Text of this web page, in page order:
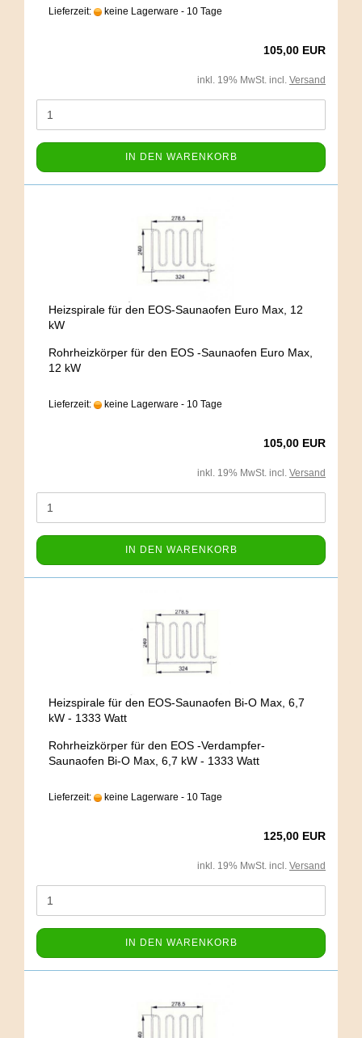
Lieferzeit: keine Lagerware - 10 Tage
105,00 EUR
inkl. 19% MwSt. incl. Versand
IN DEN WARENKORB
Heizspirale für den EOS-Saunaofen Euro Max, 12
kW
Rohrheizkörper für den EOS -Saunaofen Euro Max,
12 kW
Lieferzeit: keine Lagerware - 10 Tage
105,00 EUR
inkl. 19% MwSt. incl. Versand
IN DEN WARENKORB
Heizspirale für den EOS-Saunaofen Bi-O Max, 6,7
kW - 1333 Watt
Rohrheizkörper für den EOS -Verdampfer-
Saunaofen Bi-O Max, 6,7 kW - 1333 Watt
Lieferzeit: keine Lagerware - 10 Tage
125,00 EUR
inkl. 19% MwSt. incl. Versand
IN DEN WARENKORB